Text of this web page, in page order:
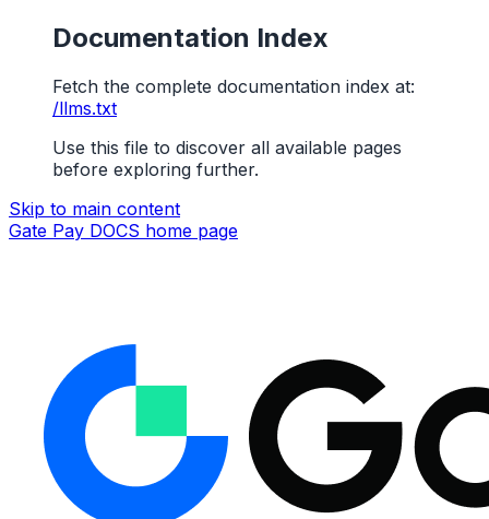
Documentation Index
Fetch the complete documentation index at:
/llms.txt
Use this file to discover all available pages
before exploring further.
Skip to main content
Gate Pay DOCS home page